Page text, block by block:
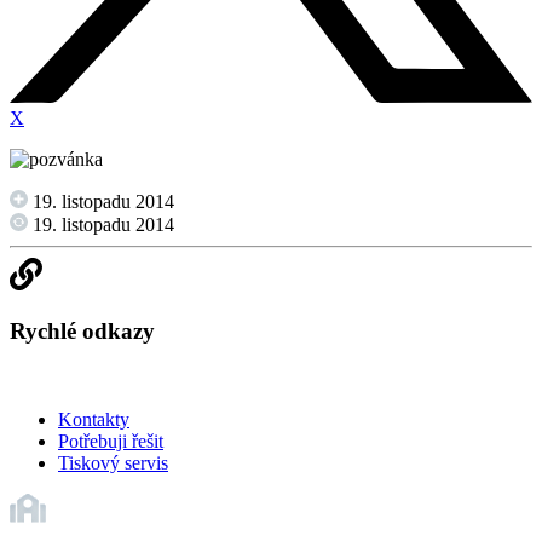
X
19. listopadu 2014
19. listopadu 2014
Rychlé odkazy
Kontakty
Potřebuji řešit
Tiskový servis